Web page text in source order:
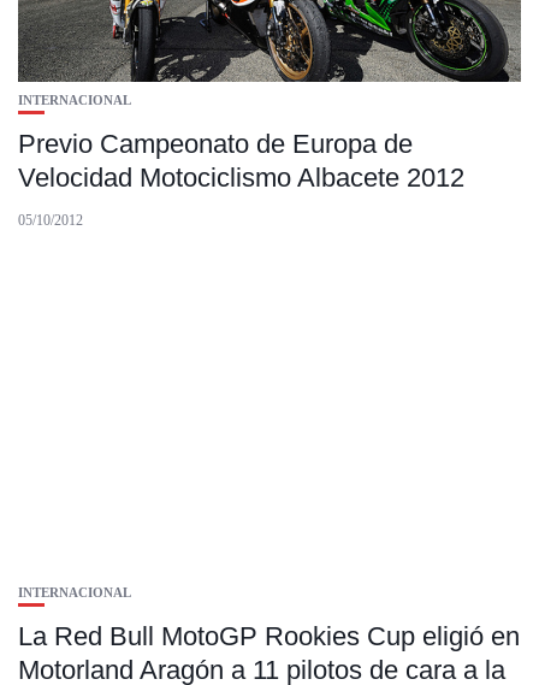
INTERNACIONAL
Previo Campeonato de Europa de
Velocidad Motociclismo Albacete 2012
05/10/2012
INTERNACIONAL
La Red Bull MotoGP Rookies Cup eligió en
Motorland Aragón a 11 pilotos de cara a la